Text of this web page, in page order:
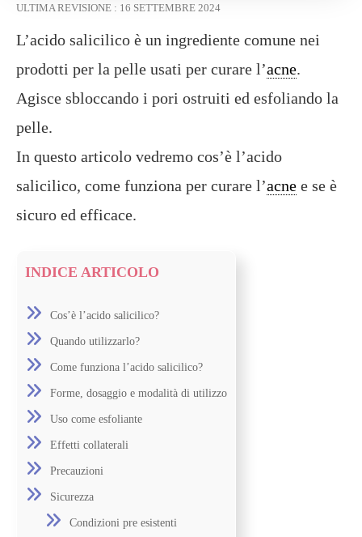
ULTIMA REVISIONE : 16 SETTEMBRE 2024
L’acido salicilico è un ingrediente comune nei
prodotti per la pelle usati per curare l’acne.
Agisce sbloccando i pori ostruiti ed esfoliando la
pelle.
In questo articolo vedremo cos’è l’acido
salicilico, come funziona per curare l’acne e se è
sicuro ed efficace.
INDICE ARTICOLO
Cos’è l’acido salicilico?
Quando utilizzarlo?
Come funziona l’acido salicilico?
Forme, dosaggio e modalità di utilizzo
Uso come esfoliante
Effetti collaterali
Precauzioni
Sicurezza
Condizioni pre esistenti